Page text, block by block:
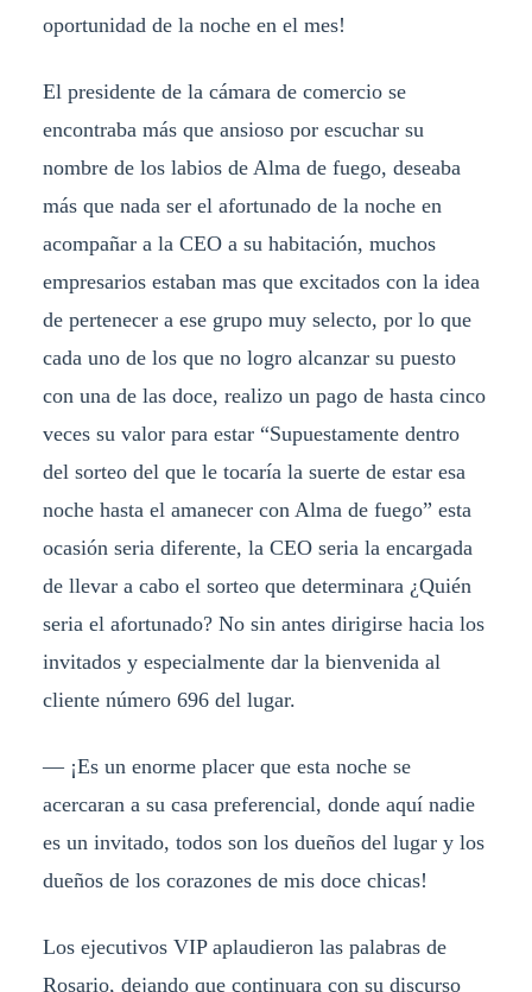
oportunidad de la noche en el mes!
El presidente de la cámara de comercio se
encontraba más que ansioso por escuchar su
nombre de los labios de Alma de fuego, deseaba
más que nada ser el afortunado de la noche en
acompañar a la CEO a su habitación, muchos
empresarios estaban mas que excitados con la idea
de pertenecer a ese grupo muy selecto, por lo que
cada uno de los que no logro alcanzar su puesto
con una de las doce, realizo un pago de hasta cinco
veces su valor para estar “Supuestamente dentro
del sorteo del que le tocaría la suerte de estar esa
noche hasta el amanecer con Alma de fuego” esta
ocasión seria diferente, la CEO seria la encargada
de llevar a cabo el sorteo que determinara ¿Quién
seria el afortunado? No sin antes dirigirse hacia los
invitados y especialmente dar la bienvenida al
cliente número 696 del lugar.
— ¡Es un enorme placer que esta noche se
acercaran a su casa preferencial, donde aquí nadie
es un invitado, todos son los dueños del lugar y los
dueños de los corazones de mis doce chicas!
Los ejecutivos VIP aplaudieron las palabras de
Rosario, dejando que continuara con su discurso